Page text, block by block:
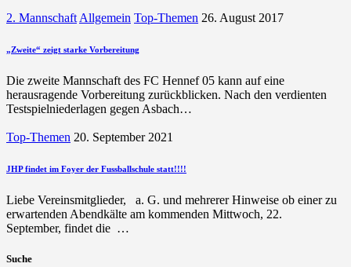
2. MannschaftAllgemein Top-Themen 26. August 2017
„Zweite“ zeigt starke Vorbereitung
Die zweite Mannschaft des FC Hennef 05 kann auf eine
herausragende Vorbereitung zurückblicken. Nach den verdienten
Testspielniederlagen gegen Asbach…
Top-Themen 20. September 2021
JHP findet im Foyer der Fussballschule statt!!!!
Liebe Vereinsmitglieder, a. G. und mehrerer Hinweise ob einer zu
erwartenden Abendkälte am kommenden Mittwoch, 22.
September, findet die …
Suche